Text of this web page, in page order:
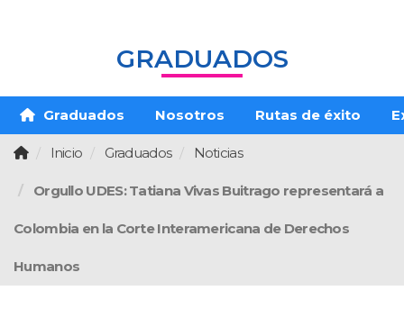
GRADUADOS
Graduados Nosotros Rutas de éxito
Inicio Graduados Noticias
Orgullo UDES: Tatiana Vivas Buitrago representará a
Colombia en la Corte Interamericana de Derechos
Humanos